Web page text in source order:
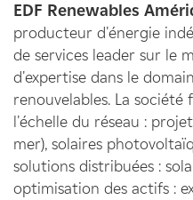
EDF Renewables
producteur d'énergie
de services leader sur le
d'expertise dans le
renouvelables. La
l'échelle du réseau :
mer), solaires
solutions distribuées :
optimisation des actifs :